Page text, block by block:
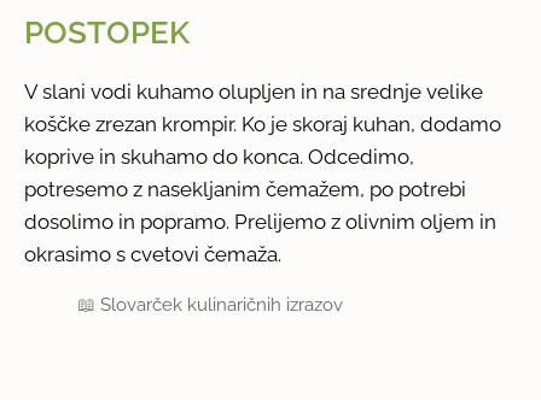
POSTOPEK
V slani vodi kuhamo olupljen in na srednje velike
koščke zrezan krompir. Ko je skoraj kuhan, dodamo
koprive in skuhamo do konca. Odcedimo,
potresemo z nasekljanim čemažem, po potrebi
dosolimo in popramo. Prelijemo z olivnim oljem in
okrasimo s cvetovi čemaža.
📖Slovarček kulinaričnih izrazov